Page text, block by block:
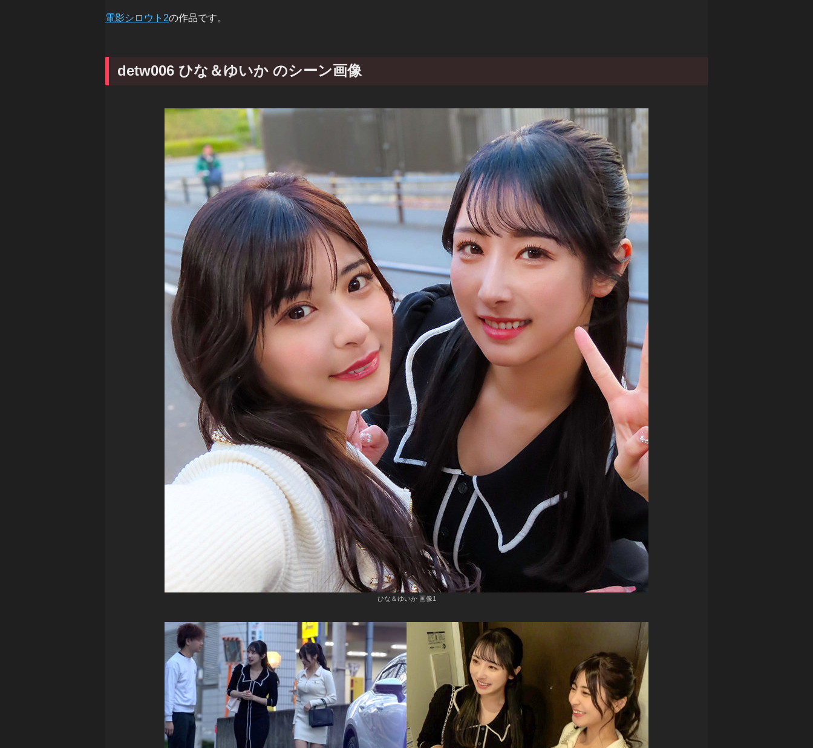
電影シロウト2の作品です。
detw006 ひな＆ゆいか のシーン画像
ひな＆ゆいか 画像1